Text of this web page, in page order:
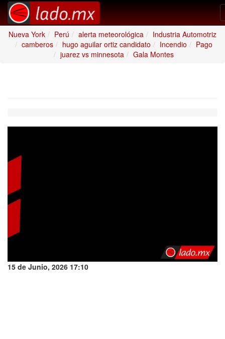
Nueva York Perú alerta meteorológica
Industria Automotriz
camberos
hugo aguilar ortiz candidato Incendio
Pago
juarez vs minnesota
Gala Montes
15 de Junio, 2026 17:10